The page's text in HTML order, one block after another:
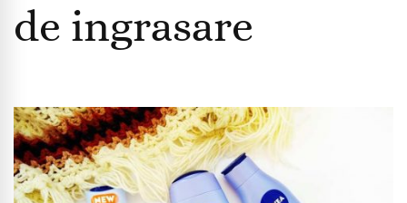
de ingrasare